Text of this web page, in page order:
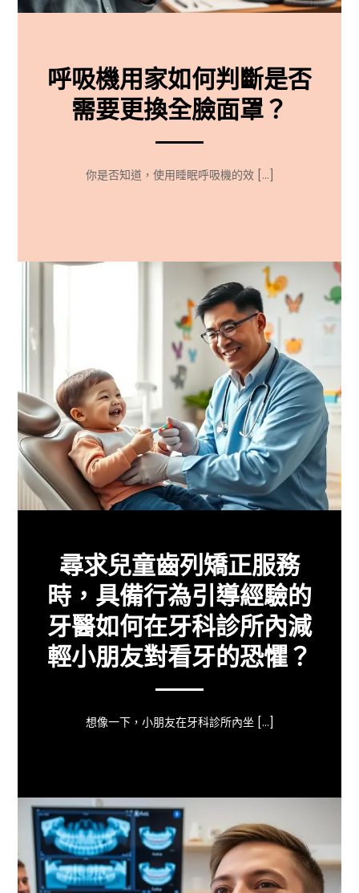
呼吸機用家如何判斷是否
需要更換全臉面罩？
你是否知道，使用睡眠呼吸機的效 […]
尋求兒童齒列矯正服務
時，具備行為引導經驗的
牙醫如何在牙科診所內減
輕小朋友對看牙的恐懼？
想像一下，小朋友在牙科診所內坐 […]